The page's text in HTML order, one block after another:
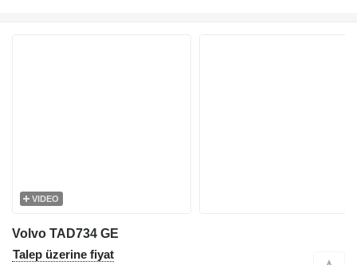
VIDEO
Volvo TAD734 GE
Talep üzerine fiyat